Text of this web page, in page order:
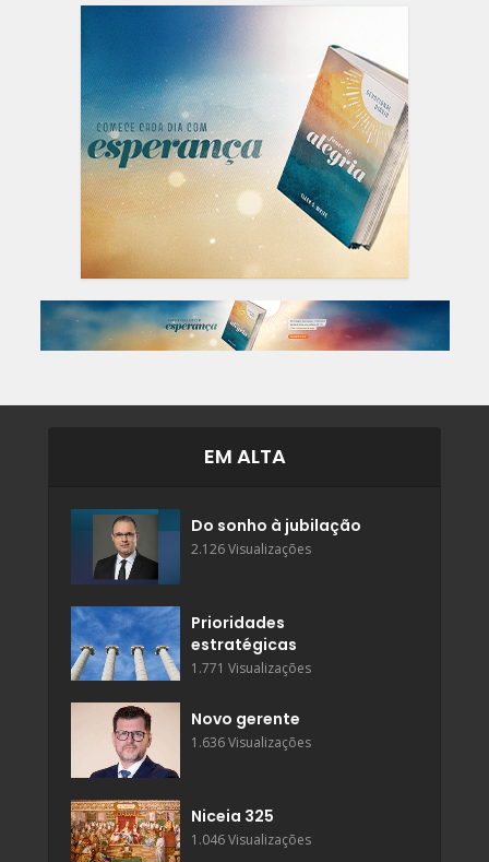
EM ALTA
Do sonho à jubilação
2.126 Visualizações
Prioridades
estratégicas
1.771 Visualizações
Novo gerente
1.636 Visualizações
Niceia 325
1.046 Visualizações